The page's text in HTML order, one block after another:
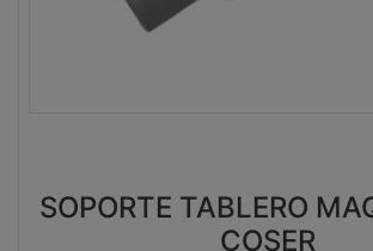
SOPORTE TABLERO
COSER